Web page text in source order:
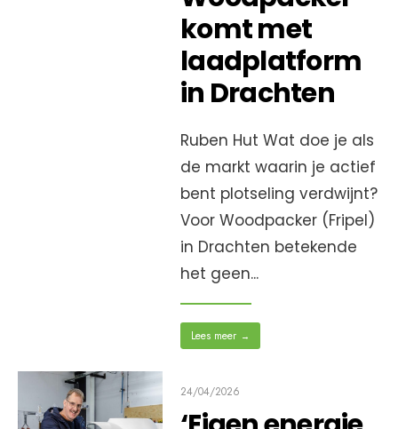
komt met
laadplatform
in Drachten
Ruben Hut Wat doe je als
de markt waarin je actief
bent plotseling verdwijnt?
Voor Woodpacker (Fripel)
in Drachten betekende
het geen...
Lees meer →
24/04/2026